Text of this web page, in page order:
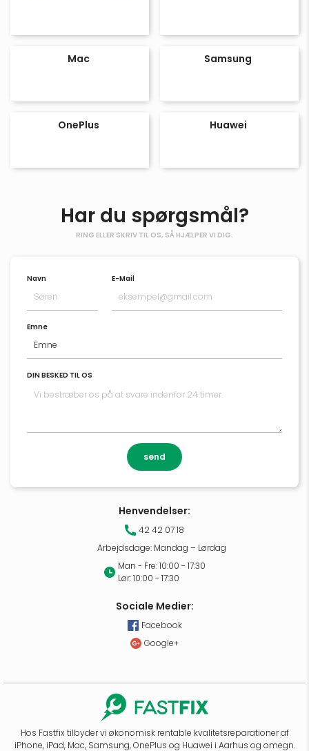
Mac Samsung
OnePlus Huawei
Har du spørgsmål?
RING ELLER SKRIV TIL OS, SÅ HJÆLPER VI DIG.
Navn E-Mail
Emne
DIN BESKED TIL OS
send
Henvendelser:
42 42 07 18
Arbejdsdage: Mandag – Lørdag
Man - Fre: 10:00 - 17:30
Lør: 10:00 - 17:30
Sociale Medier:
Facebook
Google+
Hos Fastfix tilbyder vi økonomisk rentable kvalitetsreparationer af
iPhone, iPad, Mac, Samsung, OnePlus og Huawei i Aarhus og omegn.